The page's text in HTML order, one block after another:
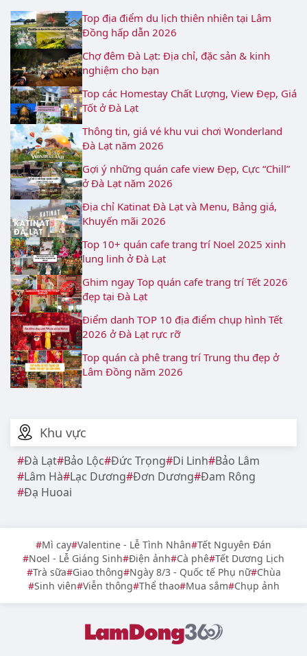
Khu vực
Đà Lạt Bảo Lộc Đức Trọng Di Linh Bảo Lâm
Lâm Hà Lạc Dương Đơn Dương Đam Rông
Đạ Huoai
Top địa điểm du lịch thiên nhiên tại Lâm
Đồng hấp dẫn 2026
Chợ đêm Đà Lạt: Địa chỉ, đặc sản & kinh
nghiệm cho bạn
Top các Homestay Chất Lượng, View Đẹp, Giá
Tốt ở Đà Lạt
Thông tin, giá vé khu vui chơi Wonderland
Đà Lạt năm 2026
Gợi ý những quán cafe view Đẹp, Cực “Chill”
ở Đà Lạt năm 2026
Địa chỉ Katinat Đà Lạt và Menu, Bảng giá,
Khuyến mãi 2026
Top 10+ quán cafe trang trí Noel 2025 xinh
lung linh ở Đà Lạt
Ghim ngay Top quán cafe trang trí Tết 2026
đẹp tại Đà Lạt
Điểm danh TOP 10 địa điểm chụp hình Tết
2026 ở Đà Lạt rực rỡ
Top quán cà phê trang trí Trung thu đẹp ở
Lâm Đồng năm 2026
Mì cay Valentine - Lễ Tình Nhân Tết Nguyên Đán
Noel - Lễ Giáng Sinh Điện ảnh Cà phê Tết Dương Lịch
Trà sữa Giao thông Ngày 8/3 - Quốc tế Phụ nữ Chùa
Sinh viên Viễn thông Thể thao Mua sắm Chụp ảnh